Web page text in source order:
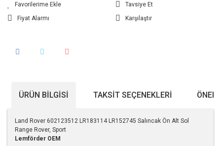
Tavsiye Et
Fiyat Alarmı
Karşılaştır
ÜRÜN BILGISI TAKSIT SEÇENEKLERI
Land Rover 602123512 LR183114 LR152745 Salıncak Ön Alt Sol
Range Rover, Sport
Lemförder OEM